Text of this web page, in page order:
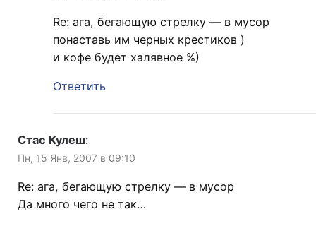
Re: ага, бегающую стрелку — в мусор
понаставь им черных крестиков )
и кофе будет халявное %)
Ответить
Стас Кулеш:
Пн, 15 Янв, 2007 в 09:10
Re: ага, бегающую стрелку — в мусор
Да много чего не так…